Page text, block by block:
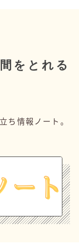
をとれる
ち情報ノート。